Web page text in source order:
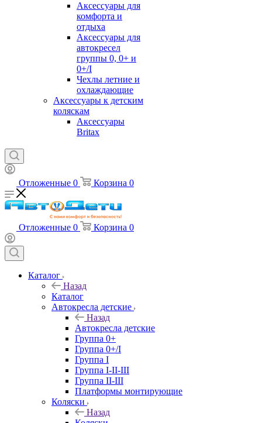
Аксессуары для
комфорта и
отдыха
Аксессуары для
автокресел
группы 0, 0+ и
0+/I
Чехлы летние и
охлаждающие
Аксессуары к детским
коляскам
Аксессуары
Britax
Отложенные 0 Корзина 0
Отложенные 0 Корзина 0
Каталог
Назад
Каталог
Автокресла детские
Назад
Автокресла детские
Группа 0+
Группа 0+/I
Группа I
Группа I-II-III
Группа II-III
Платформы монтирующие
Коляски
Назад